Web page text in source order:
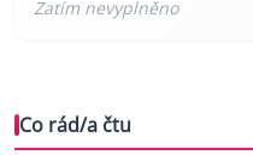
Co rád/a čtu